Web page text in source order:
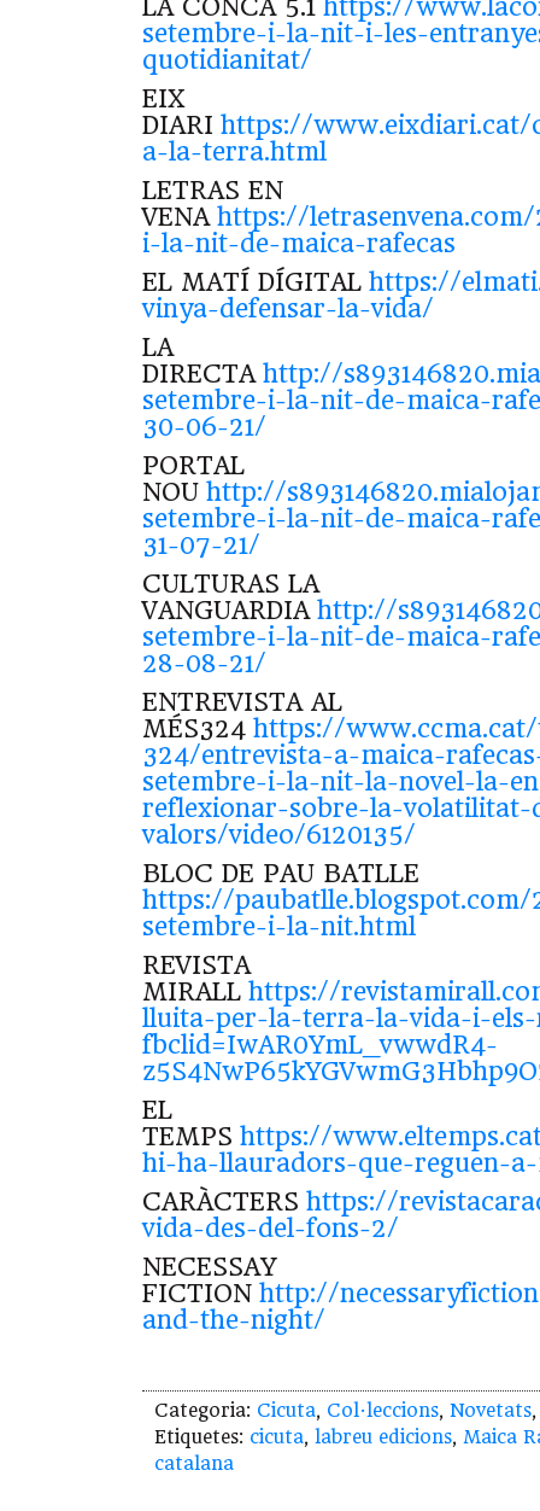
LA CONCA 5.1 https://
setembre-i-la-nit-i-les-
quotidianitat/
EIX
DIARI https://
a-la-terra.html
LETRAS EN
VENA https://
i-la-nit-de-maica-rafecas
EL MATÍ DÍGITAL https://
vinya-defensar-la-vida/
LA
DIRECTA http://
setembre-i-la-nit-de-maica-
30-06-21/
PORTAL
NOU http://
setembre-i-la-nit-de-maica-
31-07-21/
CULTURAS LA
VANGUARDIA http://
setembre-i-la-nit-de-maica-
28-08-21/
ENTREVISTA AL
MÉS324 https://
324/entrevista-a-maica-
setembre-i-la-nit-la-novel-la-
reflexionar-sobre-la-volatilitat-
valors/video/6120135/
BLOC DE PAU BATLLE
https://paubatlle.blogspot.com/
setembre-i-la-nit.html
REVISTA
MIRALL https://
lluita-per-la-terra-la-vida-i-
fbclid=IwAR0YmL_vwwdR4-
EL
TEMPS https://
hi-ha-llauradors-que-reguen-
CARÀCTERS https://
vida-des-del-fons-2/
NECESSAY
FICTION http://
and-the-night/
Categoria: Cicuta, Col·leccions, Novetats
Etiquetes: cicuta, labreu edicions, Maica
catalana